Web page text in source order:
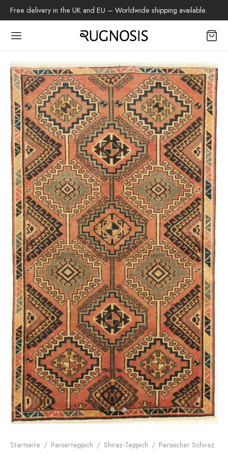
Free delivery in the UK and EU – Worldwide shipping available.
Startseite / Perserteppich / Shiraz-Teppich / Persischer Schiraz
Back
Teppich
Teppich
Design